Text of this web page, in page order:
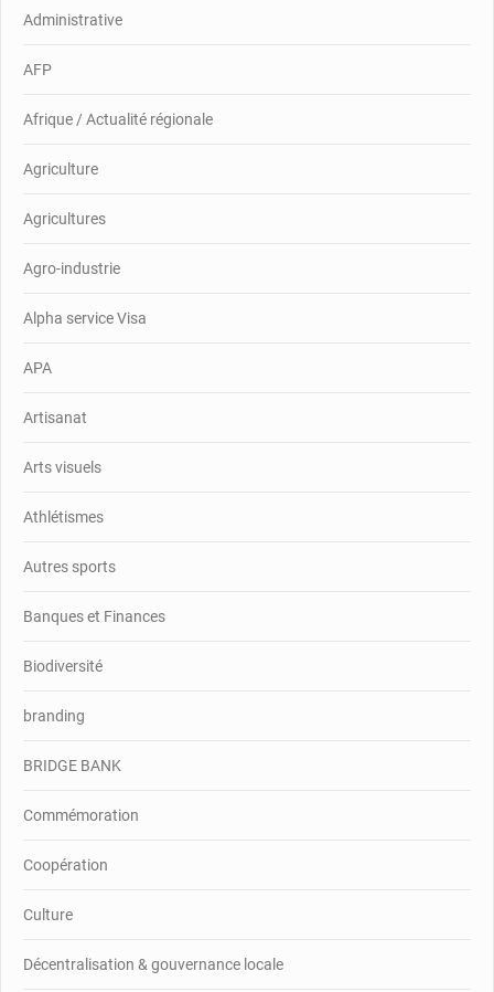
Administrative
AFP
Afrique / Actualité régionale
Agriculture
Agricultures
Agro-industrie
Alpha service Visa
APA
Artisanat
Arts visuels
Athlétismes
Autres sports
Banques et Finances
Biodiversité
branding
BRIDGE BANK
Commémoration
Coopération
Culture
Décentralisation & gouvernance locale